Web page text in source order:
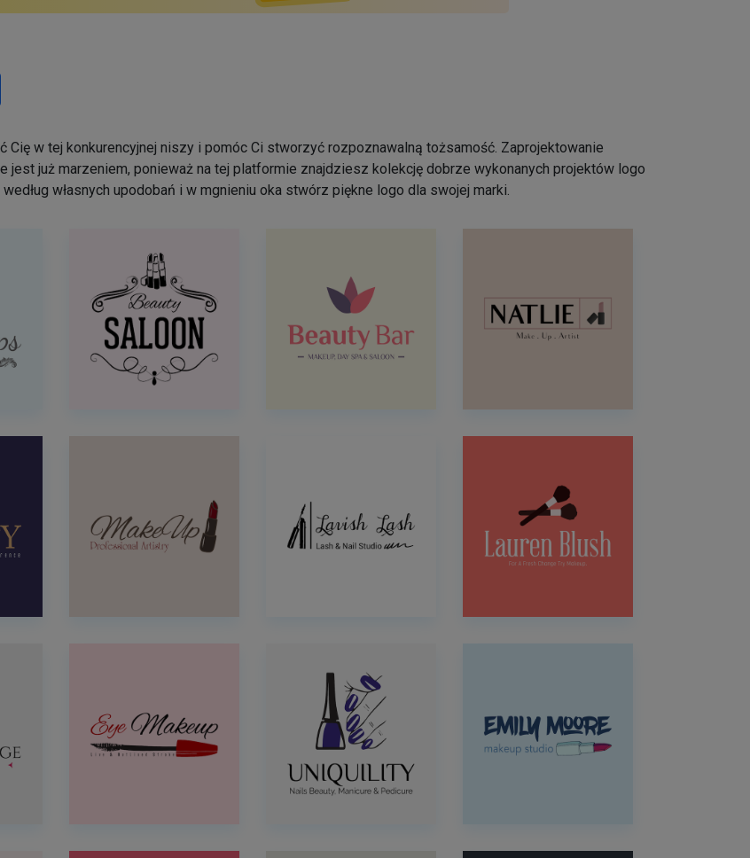
w tej konkurencyjnej niszy i pomóc Ci stworzyć rozpoznawalną tożsamość. Zaprojektowanie
jest już marzeniem, ponieważ na tej platformie znajdziesz kolekcję dobrze wykonanych projektów logo
własnych upodobań i w mgnieniu oka stwórz piękne logo dla swojej marki.